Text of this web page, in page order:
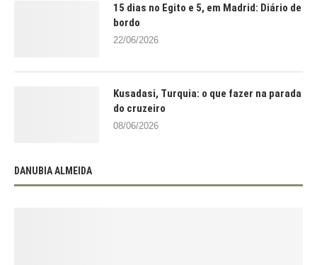
15 dias no Egito e 5, em Madrid: Diário de
bordo
22/06/2026
Kusadasi, Turquia: o que fazer na parada
do cruzeiro
08/06/2026
DANUBIA ALMEIDA